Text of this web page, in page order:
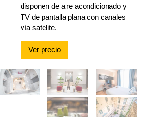
disponen de aire acondicionado y
TV de pantalla plana con canales
vía satélite.
Ver precio